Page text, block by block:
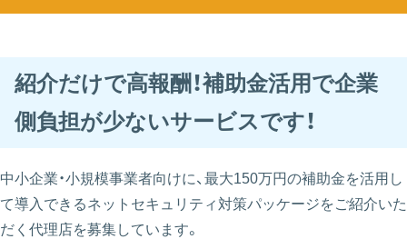
紹介だけで高報酬！補助金活用で企業
側負担が少ないサービスです！
中小企業・小規模事業者向けに、最大150万円の補助金を活用し
て導入できるネットセキュリティ対策パッケージをご紹介いた
だく代理店を募集しています。